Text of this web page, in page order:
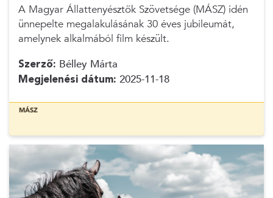
A Magyar Állattenyésztők Szövetsége (MÁSZ) idén
ünnepelte megalakulásának 30 éves jubileumát,
amelynek alkalmából film készült.
Szerző: Bélley Márta
Megjelenési dátum: 2025-11-18
MÁSZ